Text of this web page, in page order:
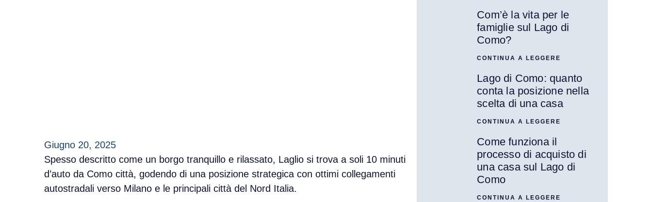
Giugno 20, 2025
Spesso descritto come un borgo tranquillo e rilassato, Lagliosi trova a soli 10 minuti
d’auto da Como città, godendo di una posizione strategica con ottimi collegamenti
autostradali verso Milanoe le principali città del Nord Italia.
Com’è la vita per le
famiglie sul Lago di
Como?
CONTINUA A LEGGERE
Lago di Como: quanto
conta la posizione nella
scelta di una casa
CONTINUA A LEGGERE
Come funziona il
processo di acquisto di
una casa sul Lago di
Como
CONTINUA A LEGGERE